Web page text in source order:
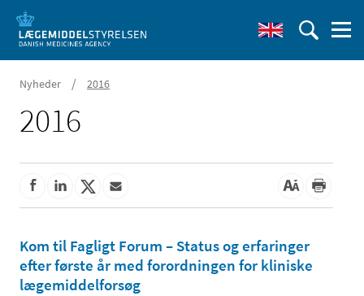
Nyheder / 2016
2016
Kom til Fagligt Forum – Status og erfaringer
efter første år med forordningen for kliniske
lægemiddelforsøg